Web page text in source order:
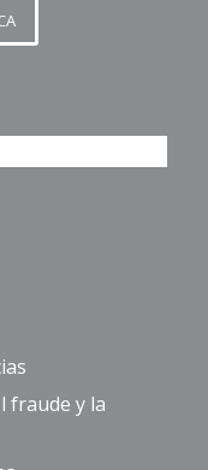
fraude y la